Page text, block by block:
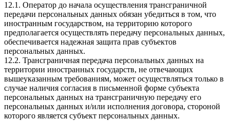
12.1. Оператор до начала осуществления трансграничной
передачи персональных данных обязан убедиться в том, что
иностранным государством, на территорию которого
предполагается осуществлять передачу персональных данных,
обеспечивается надежная защита прав субъектов
персональных данных.
12.2. Трансграничная передача персональных данных на
территории иностранных государств, не отвечающих
вышеуказанным требованиям, может осуществляться только в
случае наличия согласия в письменной форме субъекта
персональных данных на трансграничную передачу его
персональных данных и/или исполнения договора, стороной
которого является субъект персональных данных.